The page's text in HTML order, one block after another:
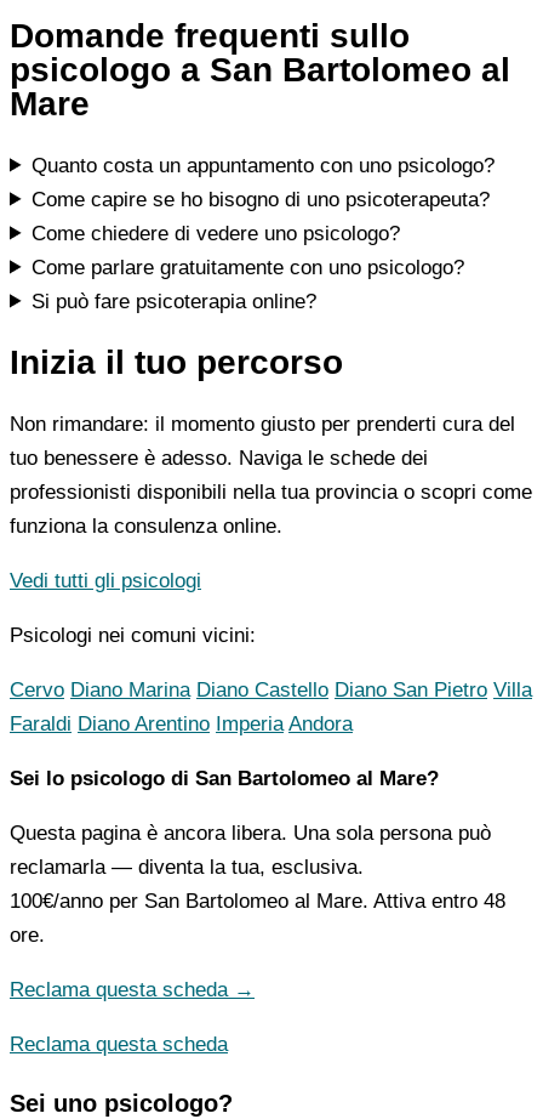
Domande frequenti sullo
psicologo a San Bartolomeo al
Mare
Quanto costa un appuntamento con uno psicologo?
Come capire se ho bisogno di uno psicoterapeuta?
Come chiedere di vedere uno psicologo?
Come parlare gratuitamente con uno psicologo?
Si può fare psicoterapia online?
Inizia il tuo percorso
Non rimandare: il momento giusto per prenderti cura del
tuo benessere è adesso. Naviga le schede dei
professionisti disponibili nella tua provincia o scopri come
funziona la consulenza online.
Vedi tutti gli psicologi
Psicologi nei comuni vicini:
Cervo Diano Marina Diano Castello Diano San Pietro Villa
Faraldi Diano Arentino Imperia Andora
Sei lo psicologo di San Bartolomeo al Mare?
Questa pagina è ancora libera. Una sola persona può
reclamarla — diventa la tua, esclusiva.
100€/anno per San Bartolomeo al Mare. Attiva entro 48
ore.
Reclama questa scheda →
Reclama questa scheda
Sei uno psicologo?